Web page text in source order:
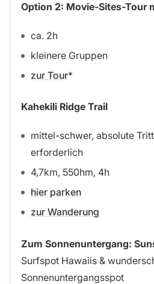
Option 2: Movie-Sites-Tour
ca. 2h
kleinere Gruppen
zur Tour
Kahekili Ridge Trail
mittel-schwer, absolute
erforderlich
4,7km, 550hm, 4h
hier parken
zur Wanderung
Zum Sonnenuntergang:
Surfspot Hawaiis &
Sonnenuntergangsspot